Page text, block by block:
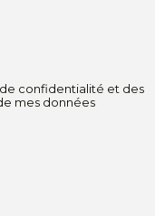
confidentialité et des
mes données